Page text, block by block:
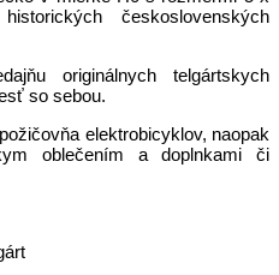
československých
originálnych telgártskych
so sebou.
elektrobicyklov, naopak
oblečením a doplnkami či